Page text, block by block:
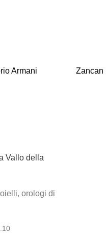
Armani Zancan
orologi di